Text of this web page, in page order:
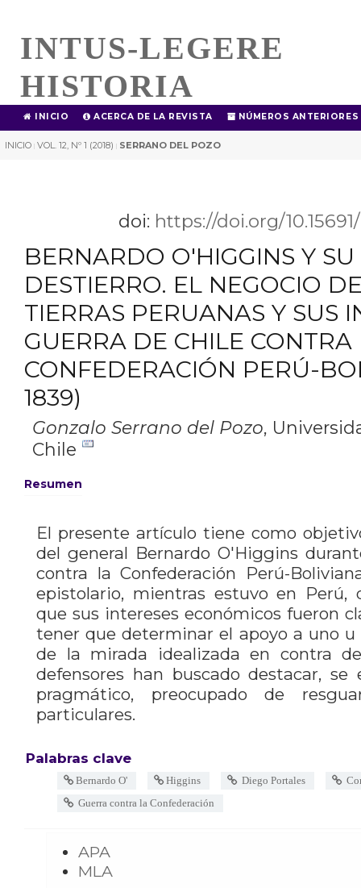
INTUS-LEGERE
HISTORIA
INICIO ACERCA DE LA REVISTA NÚMEROS ANTERIORES
INICIO | VOL. 12, Nº 1 (2018) | SERRANO DEL POZO
doi: https://doi.org/
BERNARDO O'HIGGINS Y
DESTIERRO. EL NEGOCIO
TIERRAS PERUANAS Y SUS
GUERRA DE CHILE CONTRA
CONFEDERACIÓN PERÚ-
1839)
Gonzalo Serrano del Pozo,
Chile
Resumen
El presente artículo tiene como
del general Bernardo O'Higgins
contra la Confederación Perú-
epistolario, mientras estuvo en Perú,
que sus intereses económicos fueron
tener que determinar el apoyo a uno u
de la mirada idealizada en contra
defensores han buscado destacar, se
pragmático, preocupado de
particulares.
Palabras clave
Bernardo O' Higgins Diego Portales
Guerra contra la Confederación
APA
MLA